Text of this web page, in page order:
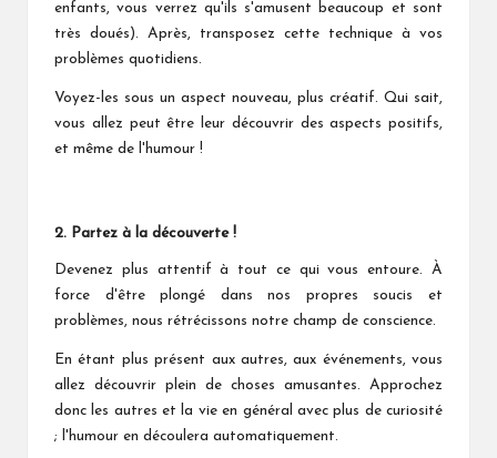
enfants, vous verrez qu'ils s'amusent beaucoup et sont
très doués). Après, transposez cette technique à vos
problèmes quotidiens.
Voyez-les sous un aspect nouveau, plus créatif. Qui sait,
vous allez peut être leur découvrir des aspects positifs,
et même de l'humour !
2. Partez à la découverte !
Devenez plus attentif à tout ce qui vous entoure. À
force d'être plongé dans nos propres soucis et
problèmes, nous rétrécissons notre champ de conscience.
En étant plus présent aux autres, aux événements, vous
allez découvrir plein de choses amusantes. Approchez
donc les autres et la vie en général avec plus de curiosité
; l'humour en découlera automatiquement.